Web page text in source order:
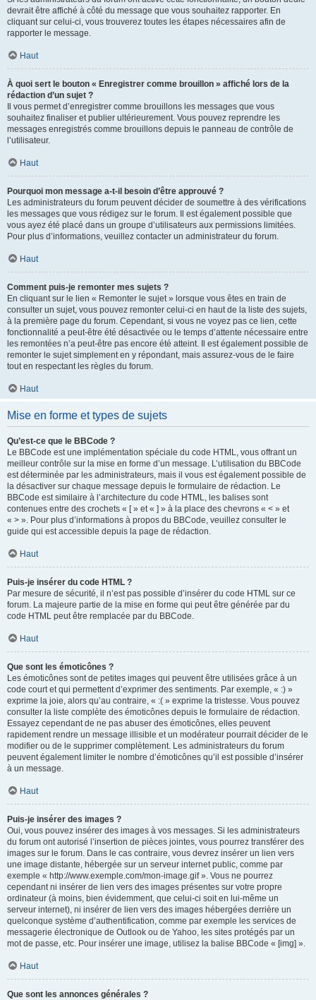
devrait être affiché à côté du message que vous souhaitez rapporter. En
cliquant sur celui-ci, vous trouverez toutes les étapes nécessaires afin de
rapporter le message.
Haut
À quoi sert le bouton « Enregistrer comme brouillon » affiché lors de la
rédaction d’un sujet ?
Il vous permet d’enregistrer comme brouillons les messages que vous
souhaitez finaliser et publier ultérieurement. Vous pouvez reprendre les
messages enregistrés comme brouillons depuis le panneau de contrôle de
l’utilisateur.
Haut
Pourquoi mon message a-t-il besoin d’être approuvé ?
Les administrateurs du forum peuvent décider de soumettre à des vérifications
les messages que vous rédigez sur le forum. Il est également possible que
vous ayez été placé dans un groupe d’utilisateurs aux permissions limitées.
Pour plus d’informations, veuillez contacter un administrateur du forum.
Haut
Comment puis-je remonter mes sujets ?
En cliquant sur le lien « Remonter le sujet » lorsque vous êtes en train de
consulter un sujet, vous pouvez remonter celui-ci en haut de la liste des sujets,
à la première page du forum. Cependant, si vous ne voyez pas ce lien, cette
fonctionnalité a peut-être été désactivée ou le temps d’attente nécessaire entre
les remontées n’a peut-être pas encore été atteint. Il est également possible de
remonter le sujet simplement en y répondant, mais assurez-vous de le faire
tout en respectant les règles du forum.
Haut
Mise en forme et types de sujets
Qu’est-ce que le BBCode ?
Le BBCode est une implémentation spéciale du code HTML, vous offrant un
meilleur contrôle sur la mise en forme d’un message. L’utilisation du BBCode
est déterminée par les administrateurs, mais il vous est également possible de
la désactiver sur chaque message depuis le formulaire de rédaction. Le
BBCode est similaire à l’architecture du code HTML, les balises sont
contenues entre des crochets « [ » et « ] » à la place des chevrons « < » et
« > ». Pour plus d’informations à propos du BBCode, veuillez consulter le
guide qui est accessible depuis la page de rédaction.
Haut
Puis-je insérer du code HTML ?
Par mesure de sécurité, il n’est pas possible d’insérer du code HTML sur ce
forum. La majeure partie de la mise en forme qui peut être générée par du
code HTML peut être remplacée par du BBCode.
Haut
Que sont les émoticônes ?
Les émoticônes sont de petites images qui peuvent être utilisées grâce à un
code court et qui permettent d’exprimer des sentiments. Par exemple, « :) »
exprime la joie, alors qu’au contraire, « :( » exprime la tristesse. Vous pouvez
consulter la liste complète des émoticônes depuis le formulaire de rédaction.
Essayez cependant de ne pas abuser des émoticônes, elles peuvent
rapidement rendre un message illisible et un modérateur pourrait décider de le
modifier ou de le supprimer complètement. Les administrateurs du forum
peuvent également limiter le nombre d’émoticônes qu’il est possible d’insérer
à un message.
Haut
Puis-je insérer des images ?
Oui, vous pouvez insérer des images à vos messages. Si les administrateurs
du forum ont autorisé l’insertion de pièces jointes, vous pourrez transférer des
images sur le forum. Dans le cas contraire, vous devrez insérer un lien vers
une image distante, hébergée sur un serveur internet public, comme par
exemple « http://www.exemple.com/mon-image.gif ». Vous ne pourrez
cependant ni insérer de lien vers des images présentes sur votre propre
ordinateur (à moins, bien évidemment, que celui-ci soit en lui-même un
serveur internet), ni insérer de lien vers des images hébergées derrière un
quelconque système d’authentification, comme par exemple les services de
messagerie électronique de Outlook ou de Yahoo, les sites protégés par un
mot de passe, etc. Pour insérer une image, utilisez la balise BBCode « [img] ».
Haut
Que sont les annonces générales ?